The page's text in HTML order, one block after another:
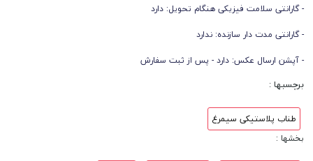
- گارانتی سلامت فیزیکی هنگام تحویل: دارد
- گارانتی مدت دار سازنده: ندارد
- آپشن ارسال عکس: دارد - پس از ثبت سفارش
برچسبها :
طناب پلاستیکی سیمرغ
بخشها :